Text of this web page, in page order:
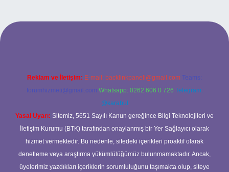
opera bet giriş
Reklam ve İletişim: E-mail: backlinkpaneli@gmail.com Teams:
forumhizmeti@gmail.com Whatsapp: 0262 606 0 726 Telegram:
@karabul
Yasal Uyarı: Sitemiz, 5651 Sayılı Kanun gereğince Bilgi Teknolojileri ve
İletişim Kurumu (BTK) tarafından onaylanmış bir Yer Sağlayıcı olarak
hizmet vermektedir. Bu nedenle, sitedeki içerikleri proaktif olarak
denetleme veya araştırma yükümlülüğümüz bulunmamaktadır. Ancak,
üyelerimiz yazdıkları içeriklerin sorumluluğunu taşımakta olup, siteye